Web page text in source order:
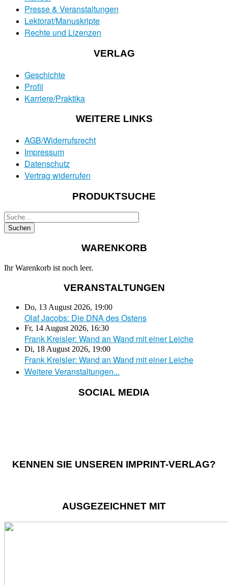
Presse & Veranstaltungen
Lektorat/Manuskripte
Rechte und Lizenzen
VERLAG
Geschichte
Profil
Karriere/Praktika
WEITERE LINKS
AGB/Widerrufsrecht
Impressum
Datenschutz
Vertrag widerrufen
PRODUKTSUCHE
WARENKORB
Ihr Warenkorb ist noch leer.
VERANSTALTUNGEN
Do, 13 August 2026, 19:00
Olaf Jacobs: Die DNA des Ostens
Fr, 14 August 2026, 16:30
Frank Kreisler: Wand an Wand mit einer Leiche
Di, 18 August 2026, 19:00
Frank Kreisler: Wand an Wand mit einer Leiche
Weitere Veranstaltungen...
SOCIAL MEDIA
KENNEN SIE UNSEREN IMPRINT-VERLAG?
AUSGEZEICHNET MIT